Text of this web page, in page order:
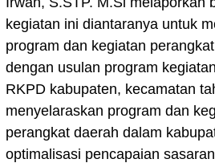
kegiatan ini diantaranya untuk
program dan kegiatan
dengan usulan program
RKPD kabupaten, kecamatan
menyelaraskan program dan
perangkat daerah dalam
optimalisasi pencapaian